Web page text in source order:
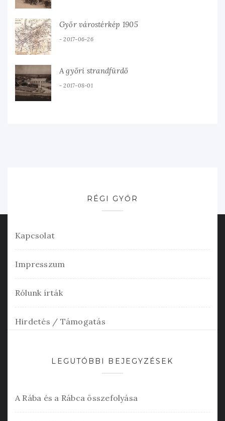
Győr várostérkép 1905
2017-06-26
A győri strandfürdő
2017-08-01
RÉGI GYŐR
Kapcsolat
Impresszum
Rólunk írták
Hirdetés / Támogatás
LEGUTÓBBI BEJEGYZÉSEK
A Rába és a Rábca összefolyása